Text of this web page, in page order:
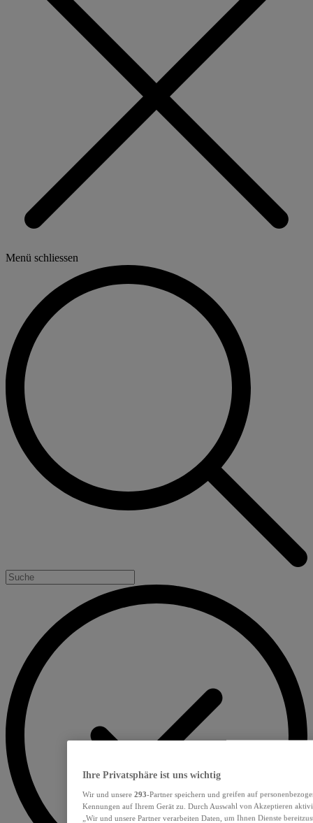
Menü schliessen
Ihre Privatsphäre ist uns wichtig
Wir und unsere 293-Partner speichern und greifen auf
Kennungen auf Ihrem Gerät zu. Durch Auswahl von Akzeptieren
„Wir und unsere Partner verarbeiten Daten, um Ihnen Dienste